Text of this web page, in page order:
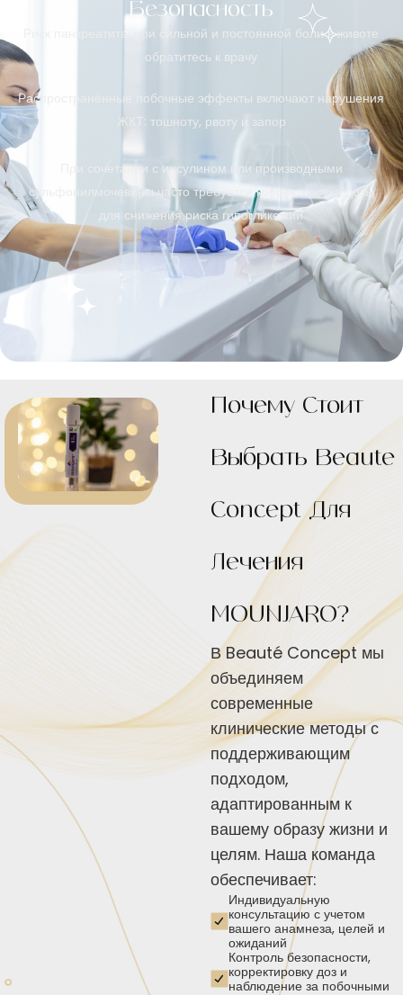
Безопасность
Риск панкреатита: при сильной и постоянной боли в животе
обратитесь к врачу
Распространённые побочные эффекты включают нарушения
ЖКТ: тошноту, рвоту и запор
При сочетании с инсулином или производными
сульфонилмочевины часто требуется корректировка дозы
для снижения риска гипогликемии
Почему Стоит
Выбрать Beauté
Concept Для
Лечения
MOUNJARO?
В Beauté Concept мы
объединяем
современные
клинические методы с
поддерживающим
подходом,
адаптированным к
вашему образу жизни и
целям. Наша команда
обеспечивает:
Индивидуальную
консультацию с учетом
вашего анамнеза, целей и
ожиданий
Контроль безопасности,
корректировку доз и
наблюдение за побочными